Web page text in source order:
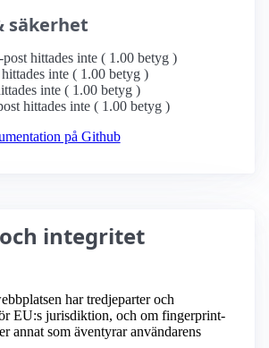
säkerhet
hittades inte ( 1.00 betyg )
inte ( 1.00 betyg )
inte ( 1.00 betyg )
hittades inte ( 1.00 betyg )
på Github
integritet
har tredjeparter och
EU:s jurisdiktion, och om fingerprint-
annat som äventyrar användarens